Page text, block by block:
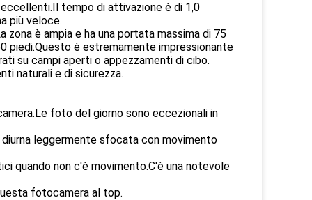
tempo di attivazione è di 1,0
più veloce.
è ampia e ha una portata massima di 75
piedi.Questo è estremamente impressionante
su campi aperti o appezzamenti di cibo.
naturali e di sicurezza.
foto del giorno sono eccezionali in
leggermente sfocata con movimento
quando non c'è movimento.C'è una notevole
fotocamera al top.